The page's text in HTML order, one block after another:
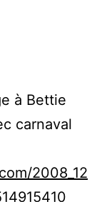
à Bettie
carnaval
2008_12